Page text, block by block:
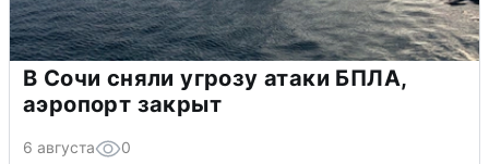
В Сочи сняли угрозу атаки БПЛА,
аэропорт закрыт
6 августа 0